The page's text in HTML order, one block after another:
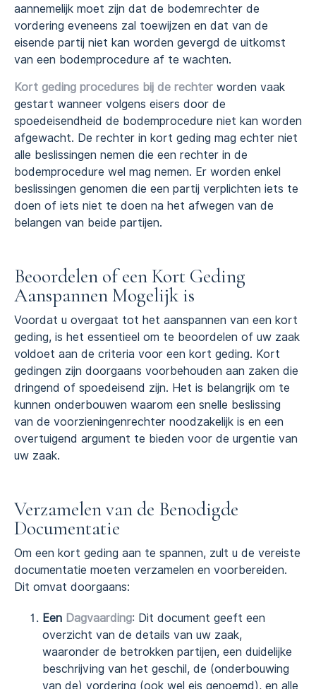
aannemelijk moet zijn dat de bodemrechter de
vordering eveneens zal toewijzen en dat van de
eisende partij niet kan worden gevergd de uitkomst
van een bodemprocedure af te wachten.
Kort geding procedures bij de rechter worden vaak
gestart wanneer volgens eisers door de
spoedeisendheid de bodemprocedure niet kan worden
afgewacht. De rechter in kort geding mag echter niet
alle beslissingen nemen die een rechter in de
bodemprocedure wel mag nemen. Er worden enkel
beslissingen genomen die een partij verplichten iets te
doen of iets niet te doen na het afwegen van de
belangen van beide partijen.
Beoordelen of een Kort Geding
Aanspannen Mogelijk is
Voordat u overgaat tot het aanspannen van een kort
geding, is het essentieel om te beoordelen of uw zaak
voldoet aan de criteria voor een kort geding. Kort
gedingen zijn doorgaans voorbehouden aan zaken die
dringend of spoedeisend zijn. Het is belangrijk om te
kunnen onderbouwen waarom een snelle beslissing
van de voorzieningenrechter noodzakelijk is en een
overtuigend argument te bieden voor de urgentie van
uw zaak.
Verzamelen van de Benodigde
Documentatie
Om een kort geding aan te spannen, zult u de vereiste
documentatie moeten verzamelen en voorbereiden.
Dit omvat doorgaans:
Een Dagvaarding: Dit document geeft een
overzicht van de details van uw zaak,
waaronder de betrokken partijen, een duidelijke
beschrijving van het geschil, de (onderbouwing
van de) vordering (ook wel eis genoemd), en alle